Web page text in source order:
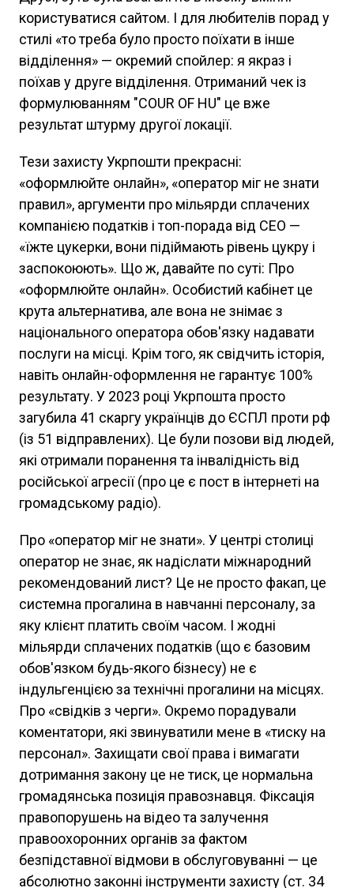
користуватися сайтом. І для любителів порад у
стилі «то треба було просто поїхати в інше
відділення» — окремий спойлер: я якраз і
поїхав у друге відділення. Отриманий чек із
формулюванням "COUR OF HU" це вже
результат штурму другої локації.
Тези захисту Укрпошти прекрасні:
«оформлюйте онлайн», «оператор міг не знати
правил», аргументи про мільярди сплачених
компанією податків і топ-порада від СЕО —
«їжте цукерки, вони підіймають рівень цукру і
заспокоюють». Що ж, давайте по суті: Про
«оформлюйте онлайн». Особистий кабінет це
крута альтернатива, але вона не знімає з
національного оператора обов'язку надавати
послуги на місці. Крім того, як свідчить історія,
навіть онлайн-оформлення не гарантує 100%
результату. У 2023 році Укрпошта просто
загубила 41 скаргу українців до ЄСПЛ проти рф
(із 51 відправлених). Це були позови від людей,
які отримали поранення та інвалідність від
російської агресії (про це є пост в інтернеті на
громадському радіо).
Про «оператор міг не знати». У центрі столиці
оператор не знає, як надіслати міжнародний
рекомендований лист? Це не просто факап, це
системна прогалина в навчанні персоналу, за
яку клієнт платить своїм часом. І жодні
мільярди сплачених податків (що є базовим
обов'язком будь-якого бізнесу) не є
індульгенцією за технічні прогалини на місцях.
Про «свідків з черги». Окремо порадували
коментатори, які звинуватили мене в «тиску на
персонал». Захищати свої права і вимагати
дотримання закону це не тиск, це нормальна
громадянська позиція правознавця. Фіксація
правопорушень на відео та залучення
правоохоронних органів за фактом
безпідставної відмови в обслуговуванні — це
абсолютно законні інструменти захисту (ст. 34